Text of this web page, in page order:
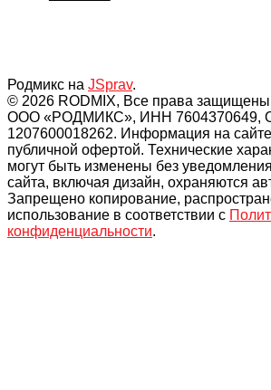
Родмикс на JSprav.
© 2026 RODMIX, Все права защищены
ООО «РОДМИКС», ИНН 7604370649,
1207600018262. Информация на
публичной офертой. Технические
могут быть изменены без
сайта, включая дизайн, охраняются
Запрещено копирование,
использование в соответствии с
конфиденциальности.